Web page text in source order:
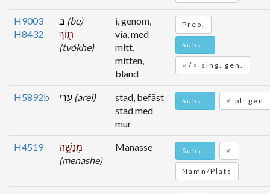
H9003
H8432
(be)
ת֖וֹךְ
(tvókhe)
i, genom,
via, med
mitt,
mitten,
bland
Prep.
Subst.
♂/♀ sing. gen.
H5892b (arei)
stad, befäst
stad med
mur
Subst. ♂ pl. gen.
H4519
מְנַשֶּׁ֑ה
(menashe)
Manasse Subst. ♂
Namn/Plats